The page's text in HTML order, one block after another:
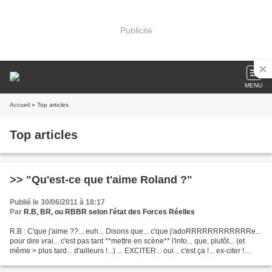
Publicité
MENU
Accueil » Top articles
Top articles
>> "Qu'est-ce que t'aime Roland ?"
Publié le 30/06/2011 à 18:17
Par R.B, BR, ou RBBR selon l'état des Forces Réelles
R.B : C'que j'aime ??... euh... Disons que... c'que j'adoRRRRRRRRRRRRe...
pour dire vrai... c'est pas tant **mettre en scène** l'info... que, plutôt... (et
même > plus tard... d'ailleurs !...) ... EXCITER... oui... c'est ça !... ex-citer !